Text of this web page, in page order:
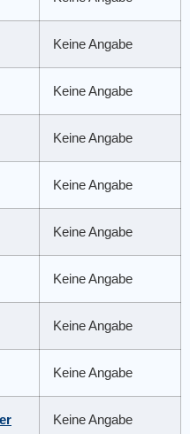
Keine Angabe
Keine Angabe
Keine Angabe
Keine Angabe
Keine Angabe
Keine Angabe
Keine Angabe
Keine Angabe
Keine Angabe